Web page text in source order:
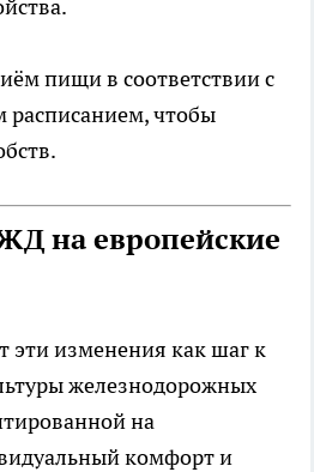
пищи в соответствии с
расписанием, чтобы
на европейские
изменения как шаг к
железнодорожных
на
комфорт и